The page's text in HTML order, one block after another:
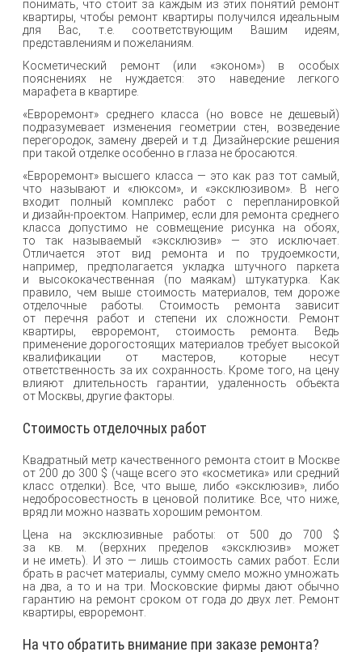
понимать, что стоит за каждым из этих понятий ремонт
квартиры, чтобы ремонт квартиры получился идеальным
для Вас, т.е. соответствующим Вашим идеям,
представлениям и пожеланиям.
Косметический ремонт (или «эконом») в особых
пояснениях не нуждается: это наведение легкого
марафета в квартире.
«Евроремонт» среднего класса (но вовсе не дешевый)
подразумевает изменения геометрии стен, возведение
перегородок, замену дверей и т.д. Дизайнерские решения
при такой отделке особенно в глаза не бросаются.
«Евроремонт» высшего класса — это как раз тот самый,
что называют и «люксом», и «эксклюзивом». В него
входит полный комплекс работ с перепланировкой
и дизайн-проектом. Например, если для ремонта среднего
класса допустимо не совмещение рисунка на обоях,
то так называемый «эксклюзив» — это исключает.
Отличается этот вид ремонта и по трудоемкости,
например, предполагается укладка штучного паркета
и высококачественная (по маякам) штукатурка. Как
правило, чем выше стоимость материалов, тем дороже
отделочные работы. Стоимость ремонта зависит
от перечня работ и степени их сложности. Ремонт
квартиры, евроремонт, стоимость ремонта. Ведь
применение дорогостоящих материалов требует высокой
квалификации от мастеров, которые несут
ответственность за их сохранность. Кроме того, на цену
влияют длительность гарантии, удаленность объекта
от Москвы, другие факторы.
Стоимость отделочных работ
Квадратный метр качественного ремонта стоит в Москве
от 200 до 300 $ (чаще всего это «косметика» или средний
класс отделки). Все, что выше, либо «эксклюзив», либо
недобросовестность в ценовой политике. Все, что ниже,
вряд ли можно назвать хорошим ремонтом.
Цена на эксклюзивные работы: от 500 до 700 $
за кв. м. (верхних пределов «эксклюзив» может
и не иметь). И это — лишь стоимость самих работ. Если
брать в расчет материалы, сумму смело можно умножать
на два, а то и на три. Московские фирмы дают обычно
гарантию на ремонт сроком от года до двух лет. Ремонт
квартиры, евроремонт.
На что обратить внимание при заказе ремонта?